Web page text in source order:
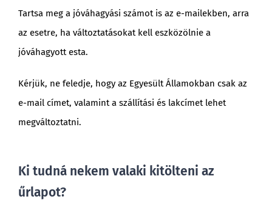
Tartsa meg a jóváhagyási számot is az e-mailekben, arra
az esetre, ha változtatásokat kell eszközölnie a
jóváhagyott esta.
Kérjük, ne feledje, hogy az Egyesült Államokban csak az
e-mail címet, valamint a szállítási és lakcímet lehet
megváltoztatni.
Ki tudná nekem valaki kitölteni az
űrlapot?